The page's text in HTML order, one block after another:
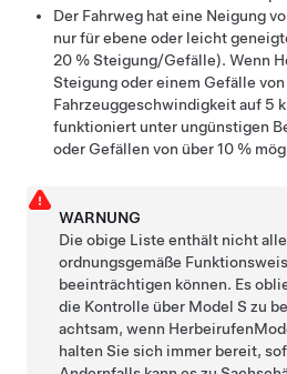
Der Fahrweg hat eine Neigung
nur für ebene oder leicht
20 % Steigung/Gefälle). Wenn
Steigung oder einem Gefälle
Fahrzeuggeschwindigkeit auf 5
funktioniert unter ungünstigen
oder Gefällen von über 10 %
WARNUNG
Die obige Liste enthält nicht
ordnungsgemäße
beeinträchtigen können. Es
die Kontrolle über Model S zu
achtsam, wenn Herbeirufen
halten Sie sich immer bereit,